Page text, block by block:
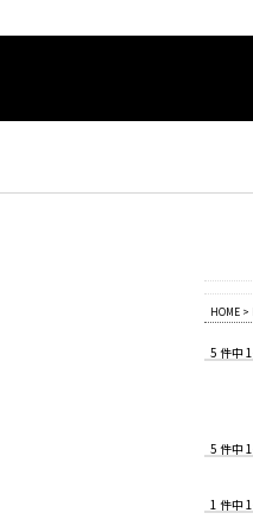
HOME >
5 件中
5 件中
1 件中